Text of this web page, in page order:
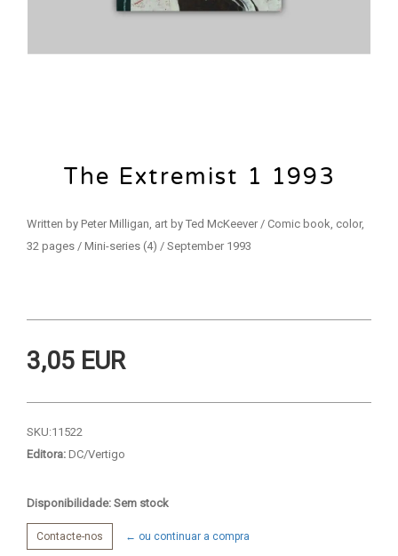
The Extremist 1 1993
Written by Peter Milligan, art by Ted McKeever / Comic book, color,
32 pages / Mini-series (4) / September 1993
3,05 EUR
SKU:11522
Editora: DC/Vertigo
Disponibilidade: Sem stock
Contacte-nos ← ou continuar a compra